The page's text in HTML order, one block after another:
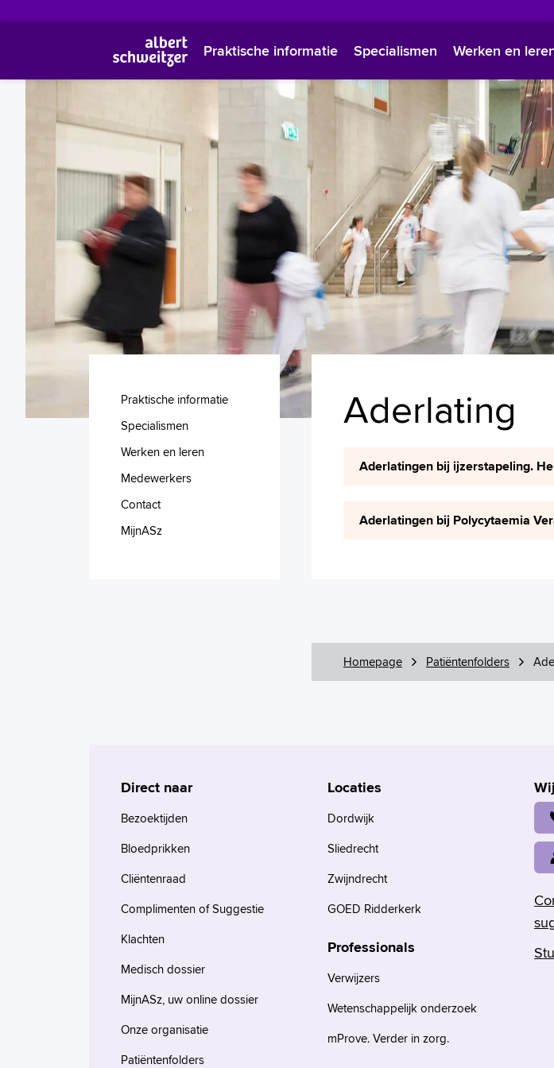
Praktische informatie Specialismen Werken en
Praktische informatie
Specialismen
Werken en leren
Medewerkers
Contact
MijnASz
Aderlating
Aderlatingen bij ijzerstapeling.
Aderlatingen bij Polycytaemia
Homepage Patiëntenfolders
Direct naar
Bezoektijden
Bloedprikken
Cliëntenraad
Complimenten of Suggestie
Klachten
Medisch dossier
MijnASz, uw online dossier
Onze organisatie
Patiëntenfolders
Locaties
Dordwijk
Sliedrecht
Zwijndrecht
GOED Ridderkerk
Professionals
Verwijzers
Wetenschappelijk onderzoek
mProve. Verder in zorg.